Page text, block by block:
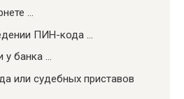
…
ПИН-кода …
у банка …
или судебных приставов